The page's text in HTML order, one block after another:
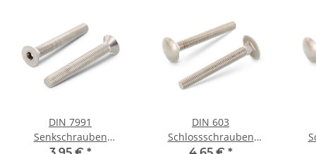
DIN 7991
Senkschrauben
Edelstahl A2 M6x18 mm
DIN 603
Schlossschrauben
Edelstahl A2 M5x25 mm